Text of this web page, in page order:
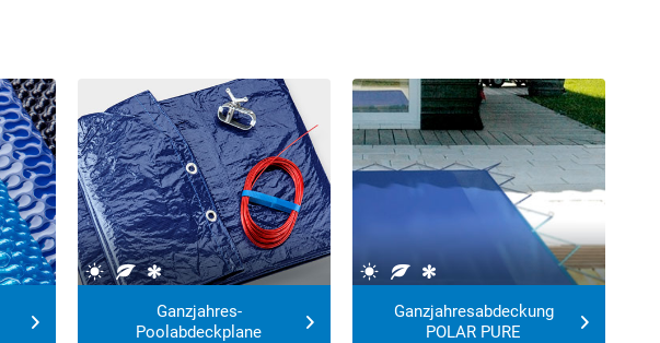
Ganzjahres-
Poolabdeckplane
-10% Rabatt!
Ganzjahresabdeckung
POLAR PURE